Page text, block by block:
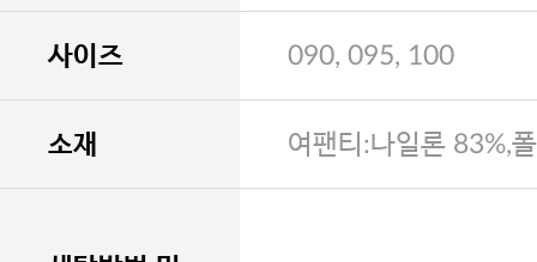
사이즈 090, 095, 100
소재 여팬티:나일론 83%,